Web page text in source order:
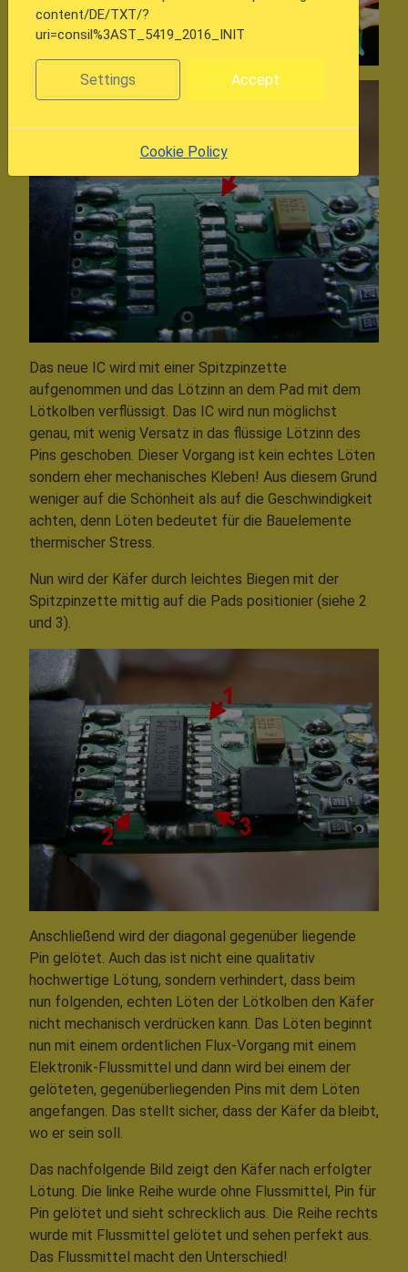
Das neue IC wird mit einer Spitzpinzette
aufgenommen und das Lötzinn an dem Pad mit dem
Lötkolben verflüssigt. Das IC wird nun möglichst
genau, mit wenig Versatz in das flüssige Lötzinn des
Pins geschoben. Dieser Vorgang ist kein echtes Löten
sondern eher mechanisches Kleben! Aus diesem Grund
weniger auf die Schönheit als auf die Geschwindigkeit
achten, denn Löten bedeutet für die Bauelemente
thermischer Stress.
Nun wird der Käfer durch leichtes Biegen mit der
Spitzpinzette mittig auf die Pads positionier (siehe 2
und 3).
Anschließend wird der diagonal gegenüber liegende
Pin gelötet. Auch das ist nicht eine qualitativ
hochwertige Lötung, sondern verhindert, dass beim
nun folgenden, echten Löten der Lötkolben den Käfer
nicht mechanisch verdrücken kann. Das Löten beginnt
nun mit einem ordentlichen Flux-Vorgang mit einem
Elektronik-Flussmittel und dann wird bei einem der
gelöteten, gegenüberliegenden Pins mit dem Löten
angefangen. Das stellt sicher, dass der Käfer da bleibt,
wo er sein soll.
Das nachfolgende Bild zeigt den Käfer nach erfolgter
Lötung. Die linke Reihe wurde ohne Flussmittel, Pin für
Pin gelötet und sieht schrecklich aus. Die Reihe rechts
wurde mit Flussmittel gelötet und sehen perfekt aus.
Das Flussmittel macht den Unterschied!
content/DE/TXT/?
uri=consil%3AST_5419_2016_INIT
Settings Accept
Cookie Policy